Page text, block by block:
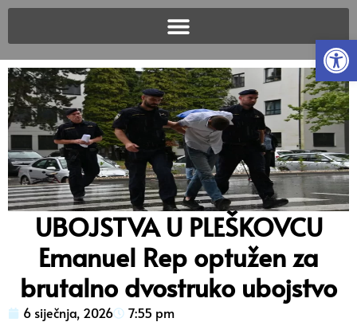
UBOJSTVA U PLEŠKOVCU
Emanuel Rep optužen za
brutalno dvostruko ubojstvo
6 siječnja, 2026
7:55 pm